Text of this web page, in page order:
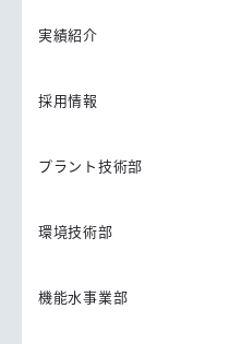
実績紹介
採用情報
プラント技術部
環境技術部
機能水事業部